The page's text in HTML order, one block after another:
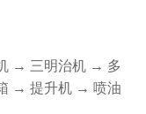
→ 三明治机 → 多
→ 提升机 → 喷油